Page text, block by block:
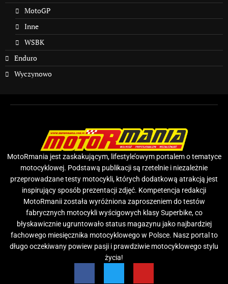
MotoGP
Inne
WSBK
Enduro
Wyczynowo
MotoRmania jest zaskakującym, lifestyle’owym portalem o tematyce
motocyklowej. Podstawą publikacji są rzetelnie i niezależnie
przeprowadzane testy motocykli, których dodatkową atrakcją jest
inspirujący sposób prezentacji zdjęć. Kompetencja redakcji
MotoRmanii została wyróżniona zaproszeniem do testów
fabrycznych motocykli wyścigowych klasy Superbike, co
błyskawicznie ugruntowało status magazynu jako najbardziej
fachowego miesięcznika motocyklowego w Polsce. Nasz portal to
długo oczekiwany powiew pasji i prawdziwie motocyklowego stylu
życia!